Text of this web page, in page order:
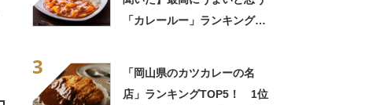
「カレールー」ランキング
3
「岡山県のカツカレーの名
店」ランキングTOP5！ 1位